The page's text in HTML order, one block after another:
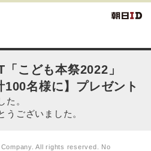
「こども本祭2022」
名様に】プレゼント
た。
うございました。
All rights reserved. No